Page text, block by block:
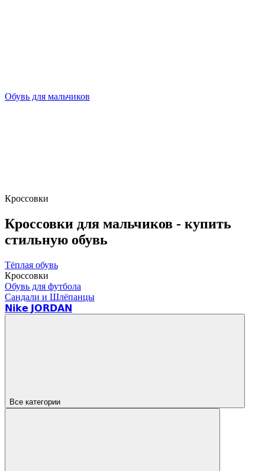
Обувь для мальчиков
Кроссовки
Кроссовки для мальчиков - купить
стильную обувь
Тёплая обувь
Кроссовки
Обувь для футбола
Сандали и Шлёпанцы
𝗡𝗶𝗸𝗲 𝗝𝗢𝗥𝗗𝗔𝗡
Все категории